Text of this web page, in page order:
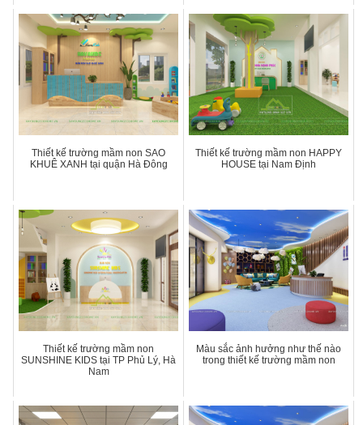
Thiết kế trường mầm non SAO
KHUÊ XANH tại quận Hà Đông
Thiết kế trường mầm non HAPPY
HOUSE tại Nam Định
Thiết kế trường mầm non
SUNSHINE KIDS tại TP Phủ Lý, Hà
Nam
Màu sắc ảnh hưởng như thế nào
trong thiết kế trường mầm non